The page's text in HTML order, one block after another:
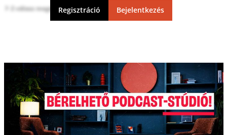
2 válasz megtekintéseRegisztráció Bejelentkezés